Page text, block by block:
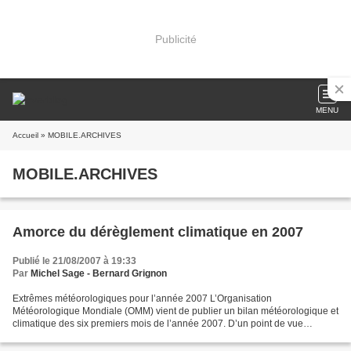
Publicité
MENU
Accueil » MOBILE.ARCHIVES
MOBILE.ARCHIVES
Amorce du dérèglement climatique en 2007
Publié le 21/08/2007 à 19:33
Par Michel Sage - Bernard Grignon
Extrêmes météorologiques pour l’année 2007 L’Organisation
Météorologique Mondiale (OMM) vient de publier un bilan météorologique et
climatique des six premiers mois de l’année 2007. D’un point de vue